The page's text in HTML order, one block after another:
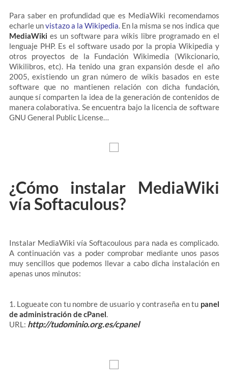
Para saber en profundidad que es MediaWiki recomendamos
echarle unvistazo a la Wikipedia. En la misma se nos indica que
MediaWiki es un software para wikis libre programado en el
lenguaje PHP. Es el software usado por la propia Wikipedia y
otros proyectos de la Fundación Wikimedia (Wikcionario,
Wikilibros, etc). Ha tenido una gran expansión desde el año
2005, existiendo un gran número de wikis basados en este
software que no mantienen relación con dicha fundación,
aunque sí comparten la idea de la generación de contenidos de
manera colaborativa. Se encuentra bajo la licencia de software
GNU General Public License…
¿Cómo instalar MediaWiki
vía Softaculous?
Instalar MediaWiki vía Softacoulous para nada es complicado.
A continuación vas a poder comprobar mediante unos pasos
muy sencillos que podemos llevar a cabo dicha instalación en
apenas unos minutos:
1. Logueate con tu nombre de usuario y contraseña en tu panel
de administración de cPanel.
URL: http://tudominio.org.es/cpanel